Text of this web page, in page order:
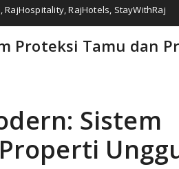
,RajHospitality,RajHotels, StayWithRaj
Proteksi Tamu dan
Sistem